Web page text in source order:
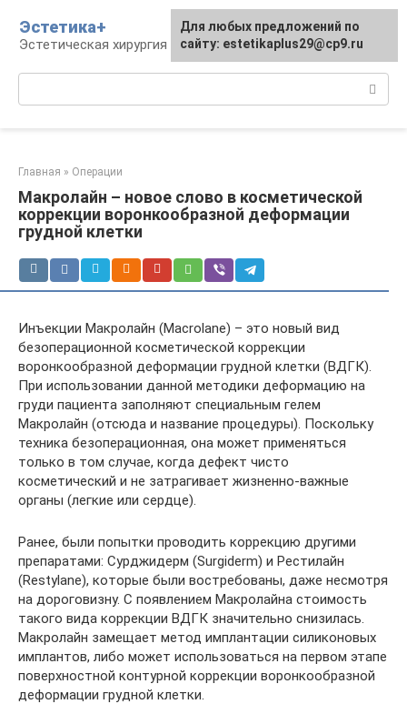
контенту
Эстетика+
Эстетическая хирургия и косметология
Главная » Операции
Макролайн – новое слово в косметической
коррекции воронкообразной деформации
грудной клетки
Инъекции Макролайн (Macrolane) – это новый вид
безоперационной косметической коррекции
воронкообразной деформации грудной клетки (ВДГК).
При использовании данной методики деформацию на
груди пациента заполняют специальным гелем
Макролайн (отсюда и название процедуры). Поскольку
техника безоперационная, она может применяться
только в том случае, когда дефект чисто
косметический и не затрагивает жизненно-важные
органы (легкие или сердце).
Ранее, были попытки проводить коррекцию другими
препаратами: Сурджидерм (Surgiderm) и Рестилайн
(Restylane), которые были востребованы, даже несмотря
на дороговизну. С появлением Макролайна стоимость
такого вида коррекции ВДГК значительно снизилась.
Макролайн замещает метод имплантации силиконовых
имплантов, либо может использоваться на первом этапе
поверхностной контурной коррекции воронкообразной
деформации грудной клетки.
Для любых предложений по
сайту: estetikaplus29@cp9.ru